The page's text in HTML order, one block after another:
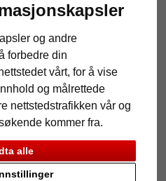
og andre
forbedre din
vårt, for å vise
og målrettede
nettstedstrafikken vår og
kommer fra.
alle
Popularitet